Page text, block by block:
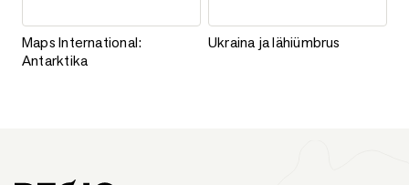
Maps International: Antarktika
Maps International:
Antarktika
Ukraina ja lähiümbrus
Ukraina ja lähiümbrus